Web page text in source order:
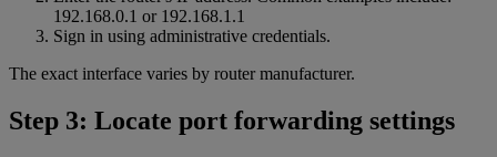
192.168.0.1 or 192.168.1.1
Sign in using administrative credentials.
The exact interface varies by router manufacturer.
Step 3: Locate port forwarding settings